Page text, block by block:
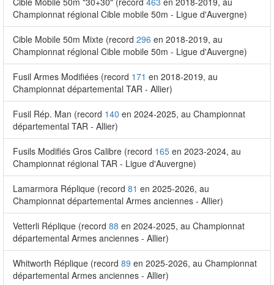
Championnat régional Cible mobile 50m - Ligue d'Auvergne)
Cible Mobile 50m Mixte (record 296 en 2018-2019, au
Championnat régional Cible mobile 50m - Ligue d'Auvergne)
Fusil Armes Modifiées (record 171 en 2018-2019, au
Championnat départemental TAR - Allier)
Fusil Rép. Man (record 140 en 2024-2025, au Championnat
départemental TAR - Allier)
Fusils Modifiés Gros Calibre (record 165 en 2023-2024, au
Championnat régional TAR - Ligue d'Auvergne)
Lamarmora Réplique (record 81 en 2025-2026, au
Championnat départemental Armes anciennes - Allier)
Vetterli Réplique (record 88 en 2024-2025, au Championnat
départemental Armes anciennes - Allier)
Whitworth Réplique (record 89 en 2025-2026, au Championnat
départemental Armes anciennes - Allier)